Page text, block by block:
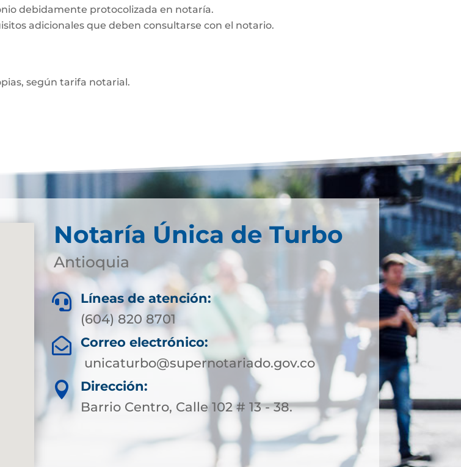
debidamente protocolizada en notaría.
adicionales que deben consultarse con el notario.
según tarifa notarial.
Notaría Única de Turbo
Antioquia

Líneas de atención:
(604) 820 8701
 Correo electrónico:
unicaturbo@supernotariado.gov.co

Dirección:
Barrio Centro, Calle 102 # 13 - 38.